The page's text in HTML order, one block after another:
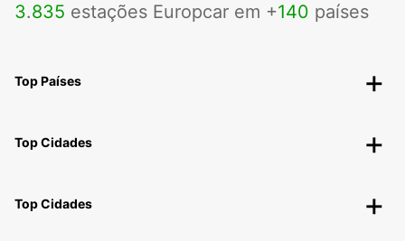
3.835 estações Europcar em +140 países
Top Países
Top Cidades
Top Cidades